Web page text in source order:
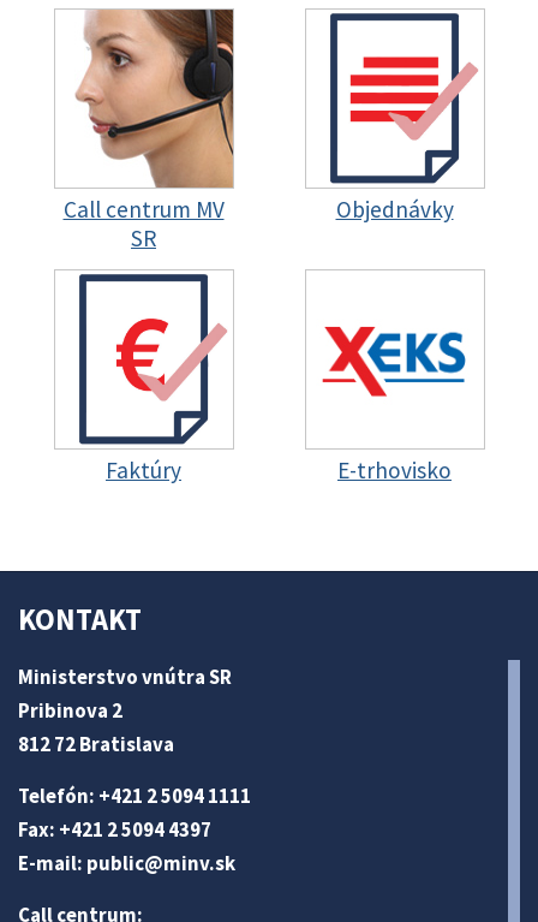
Call centrum MV
SR
Objednávky
Faktúry E-trhovisko
KONTAKT
Ministerstvo vnútra SR
Pribinova 2
812 72 Bratislava
Telefón: +421 2 5094 1111
Fax: +421 2 5094 4397
E-mail: public@minv.sk
Call centrum: